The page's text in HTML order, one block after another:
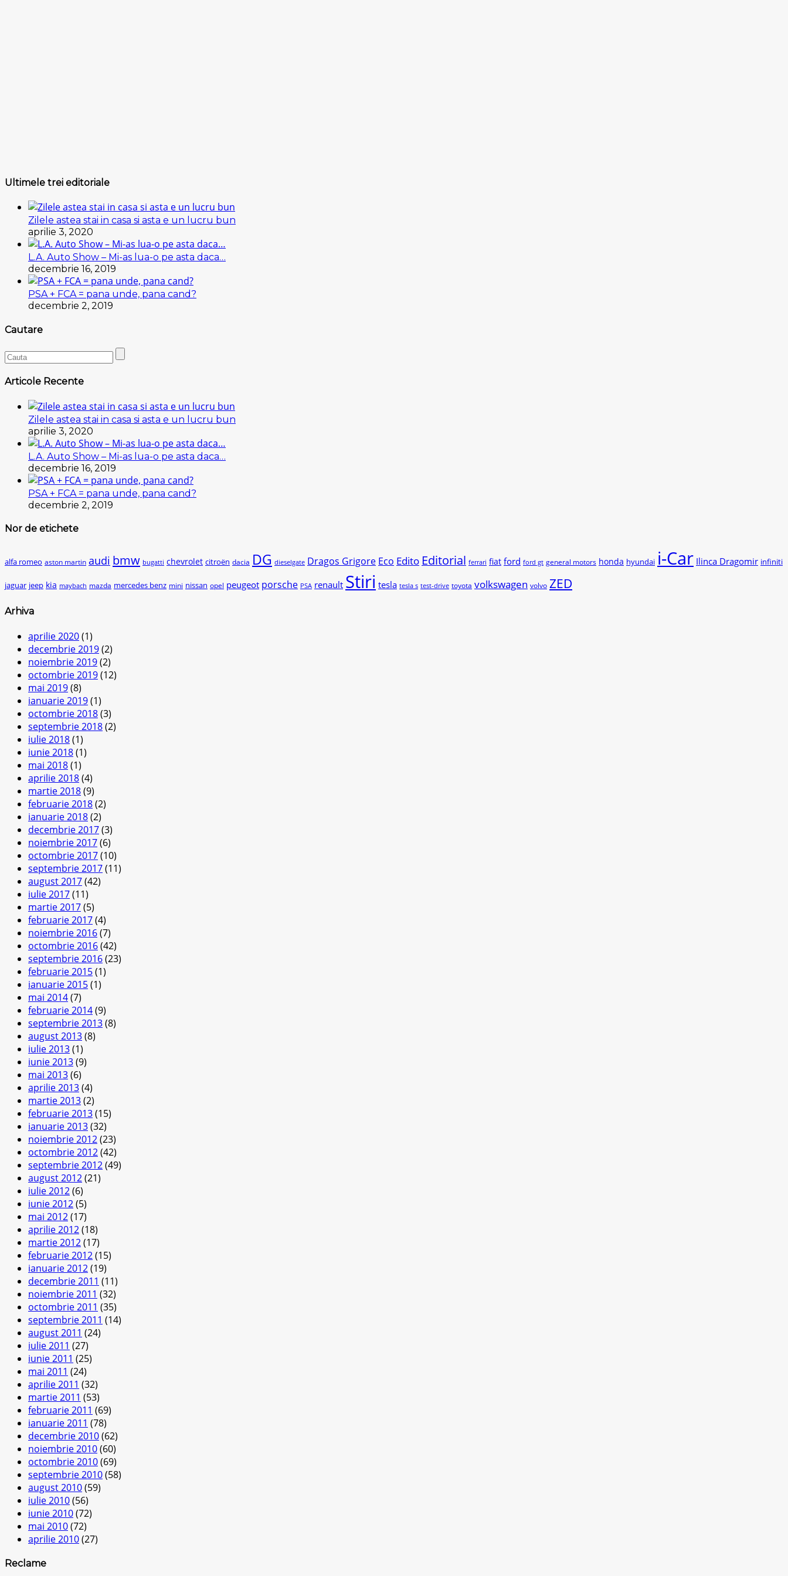
Ultimele trei editoriale
Zilele astea stai in casa si asta e un lucru bun
aprilie 3, 2020
L.A. Auto Show – Mi-as lua-o pe asta daca…
decembrie 16, 2019
PSA + FCA = pana unde, pana cand?
decembrie 2, 2019
Cautare
Articole Recente
Zilele astea stai in casa si asta e un lucru bun
aprilie 3, 2020
L.A. Auto Show – Mi-as lua-o pe asta daca…
decembrie 16, 2019
PSA + FCA = pana unde, pana cand?
decembrie 2, 2019
Nor de etichete
alfa romeo aston martin audi bmw bugatti chevrolet citroën dacia DG dieselgate Dragos Grigore Eco Edito Editorial ferrari fiat ford ford gt general motors honda hyundai i-Car Ilinca Dragomir infiniti
jaguar jeep kia maybach mazda mercedes benz mini nissan opel peugeot porsche PSA renault Stiri tesla tesla s test-drive toyota volkswagen volvo ZED
Arhiva
aprilie 2020(1)
decembrie 2019(2)
noiembrie 2019(2)
octombrie 2019(12)
mai 2019(8)
ianuarie 2019(1)
octombrie 2018(3)
septembrie 2018(2)
iulie 2018(1)
iunie 2018(1)
mai 2018(1)
aprilie 2018(4)
martie 2018(9)
februarie 2018(2)
ianuarie 2018(2)
decembrie 2017(3)
noiembrie 2017(6)
octombrie 2017(10)
septembrie 2017(11)
august 2017(42)
iulie 2017(11)
martie 2017(5)
februarie 2017(4)
noiembrie 2016(7)
octombrie 2016(42)
septembrie 2016(23)
februarie 2015(1)
ianuarie 2015(1)
mai 2014(7)
februarie 2014(9)
septembrie 2013(8)
august 2013(8)
iulie 2013(1)
iunie 2013(9)
mai 2013(6)
aprilie 2013(4)
martie 2013(2)
februarie 2013(15)
ianuarie 2013(32)
noiembrie 2012(23)
octombrie 2012(42)
septembrie 2012(49)
august 2012(21)
iulie 2012(6)
iunie 2012(5)
mai 2012(17)
aprilie 2012(18)
martie 2012(17)
februarie 2012(15)
ianuarie 2012(19)
decembrie 2011 (11)
noiembrie 2011 (32)
octombrie 2011 (35)
septembrie 2011 (14)
august 2011 (24)
iulie 2011 (27)
iunie 2011 (25)
mai 2011 (24)
aprilie 2011 (32)
martie 2011 (53)
februarie 2011 (69)
ianuarie 2011 (78)
decembrie 2010(62)
noiembrie 2010(60)
octombrie 2010(69)
septembrie 2010(58)
august 2010(59)
iulie 2010(56)
iunie 2010(72)
mai 2010(72)
aprilie 2010(27)
Reclame